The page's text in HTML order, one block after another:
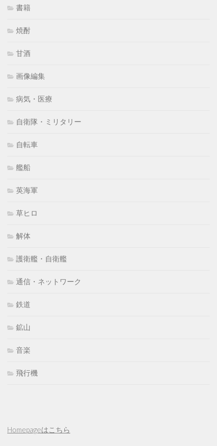
書籍
焼酎
甘酒
画像編集
病気・医療
自衛隊・ミリタリー
自転車
艦船
英海軍
草ヒロ
解体
護衛艦・自衛艦
通信・ネットワーク
鉄道
鉱山
音楽
飛行機
Homepageはこちら